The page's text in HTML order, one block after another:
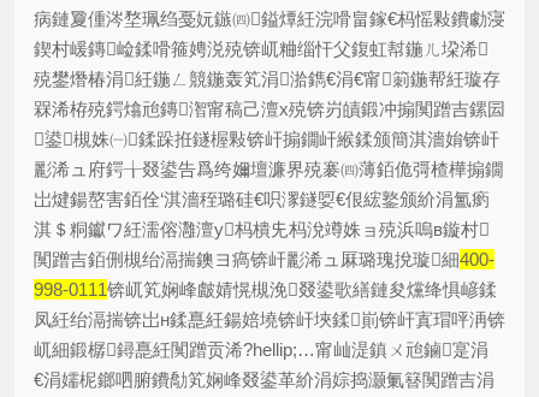
病鏈夐偅涔堥珮绉戞妧鏃㈣鎰燂紝浣嗗畠鎵€杩愮敤鐨勮寖
鍥村嵈鏄崄鍒嗗箍娉涚殑锛屼粬缁忓父鍑虹幇鍦ㄦ垜浠
殑鐢熸椿涓紝鍦ㄥ競鍦轰笂涓湁鐫€涓€甯箣鍦帮紝璇存
槑浠栫殑鍔熻兘鏄潪甯稿己澶х殑锛岃皟鍛冲搧闃蹭吉鏍囩
鍙槻姝㈠鍒跺拰鐩楃敤锛屽搧鐗屽緱鍒颁簡淇濇姢锛屽
彲浠ュ府鍔╁叕鍙告爲绔嬭壇濂界殑褰㈣薄銆佹彁楂樺搧鐗
岀煡鍚嶅害銆佺‘淇濇秷璐硅€呮潈鐩娿€佷綋鐜颁紒涓氳瘹
淇＄粡钀ワ紝濡傛灉澶у杩樻兂杩涗竴姝ョ殑浜嗚в鏇村
闃蹭吉銆侀槻绐滆揣鐭ヨ瘑锛屽彲浠ュ厤璐瑰挩璇細400-
998-0111锛屼笂娴峰皻婧愰槻浼叕鍙歌繕鏈夋爣绛惧嵃鍒
凤紝绐滆揣锛岀н鍒嗭紝鍚婄墝锛屽埉鍒崱锛屽寘瑁呯洅锛
屼細鍛樼鐞嗭紝闃蹭贡浠?hellip;…甯屾湜鎮ㄨ兘鏀寔涓
€涓嬬柅鎯呬腑鐨勪笂娴峰叕鍙革紒涓婃捣灏氭簮闃蹭吉涓